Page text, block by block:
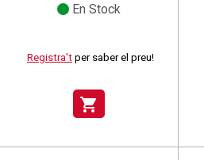
En Stock
Registra't per saber el preu!
shopping_cart